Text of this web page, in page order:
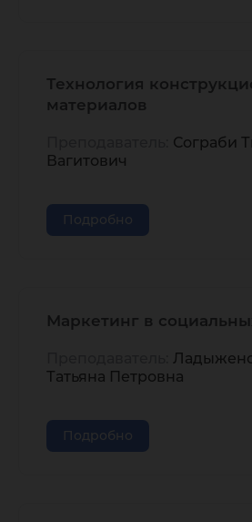
Технология
материалов
Сограби
Вагитович
Подробно
Маркетинг в
Татьяна Петровна
Подробно